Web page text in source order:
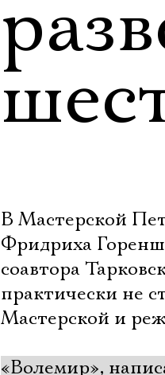
В Мастерской
Фридриха
соавтора
практически не
Мастерской и
«Волемир»,